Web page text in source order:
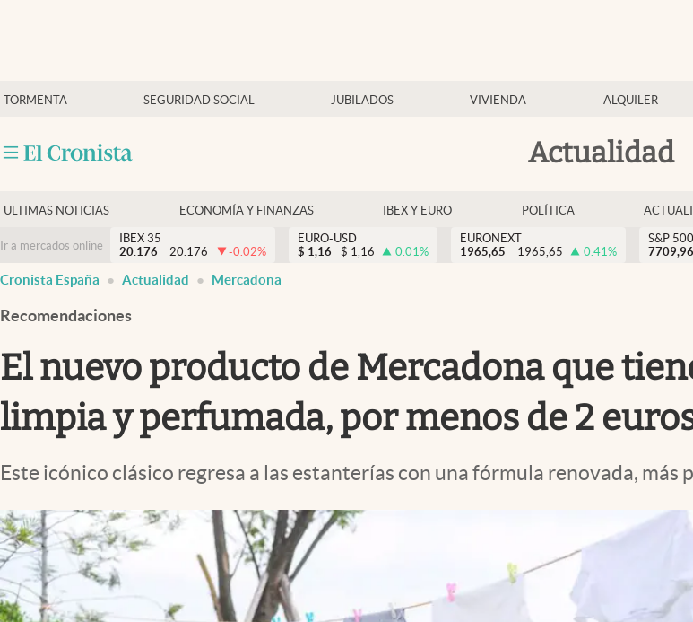
TORMENTA SEGURIDAD SOCIAL JUBILADOS VIVIENDA ALQUILER
Actualidad
Economía y finanzas
Criptomonedas
ULTIMAS NOTICIAS ECONOMÍA Y FINANZAS IBEX Y EURO POLÍTICA
Ir a mercados online
IBEX 35
20.176
20.176 -0.02%
EURO-USD
$ 1,16 $ 1,16 0.01%
EURONEXT
1965,65
1965,65 0.41%
S&P 500
7709,96
Cronista España Actualidad Mercadona
Recomendaciones
El nuevo producto de Mercadona que
limpia y perfumada, por menos de 2
Este icónico clásico regresa a las estanterías con una fórmula renovada, más